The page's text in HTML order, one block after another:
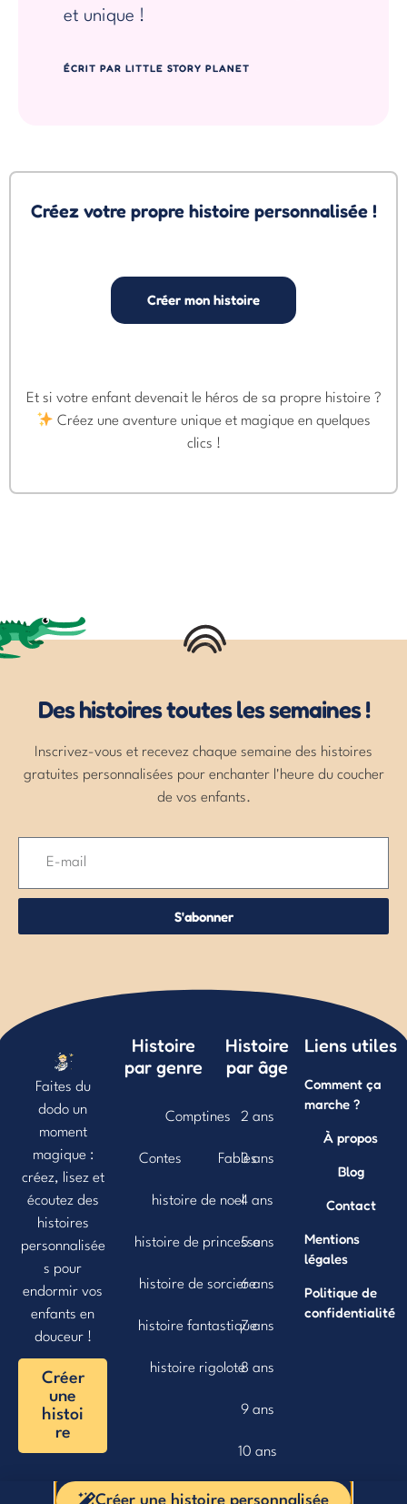
et unique !
ÉCRIT PAR LITTLE STORY PLANET
Créez votre propre histoire personnalisée !
Créer mon histoire
Et si votre enfant devenait le héros de sa propre histoire ?
Créez une aventure unique et magique en quelques
clics !
Des histoires toutes les semaines !
Inscrivez-vous et recevez chaque semaine des histoires
gratuites personnalisées pour enchanter l'heure du coucher
de vos enfants.
S'abonner
Faites du
dodo un
moment
magique :
créez, lisez et
écoutez des
histoires
personnalisée
s pour
endormir vos
enfants en
douceur !
Créer
une
histoi
re
Histoire
par genre
Comptines
Contes Fables
histoire de noel
histoire de princesse
histoire de sorciere
histoire fantastique
histoire rigolote
Histoire
par âge
2 ans
3 ans
4 ans
5 ans
6 ans
7 ans
8 ans
9 ans
10 ans
Liens utiles
Comment ça
marche ?
À propos
Blog
Contact
Mentions
légales
Politique de
confidentialité
Créer une histoire personnalisée